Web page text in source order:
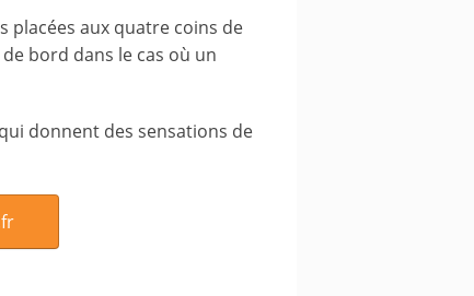
placées aux quatre coins de
bord dans le cas où un
donnent des sensations de